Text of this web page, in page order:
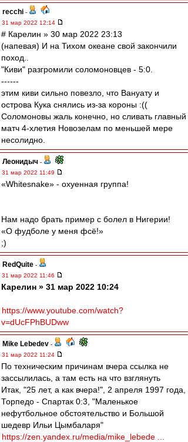
recchi -
31 мар 2022 12:14
# Карелин » 30 мар 2022 23:13
(напевая) И на Тихом океане свой закончили
поход..
"Киви" разгромили соломоновцев - 5:0.
------
этим киви сильно повезло, что Вануату и
острова Кука снялись из-за короны :((
Соломоновы жаль конечно, но сливать главный
матч 4-хлетия Новозелам по меньшей мере
несолидно.
Леонидыч -
31 мар 2022 11:49
«Whitesnake» - охуенная группа!
Нам надо брать пример с болел в Нигерии!
«О фудболе у меня фсё!»
;)
RedQuite -
31 мар 2022 11:46
Карелин » 31 мар 2022 10:24
https://www.youtube.com/watch?
v=dUcFPhBUDww
Mike Lebedev -
31 мар 2022 11:24
По техническим причинам вчера ссылка не
зассылилась, а там есть на что взглянуть
Итак, "25 лет, а как вчера!", 2 апреля 1997 года,
Торпедо - Спартак 0:3, "Маленькое
нефутбольное обстоятельство и Большой
шедевр Ильи Цымбаларя"
https://zen.yandex.ru/media/mike_lebede ...